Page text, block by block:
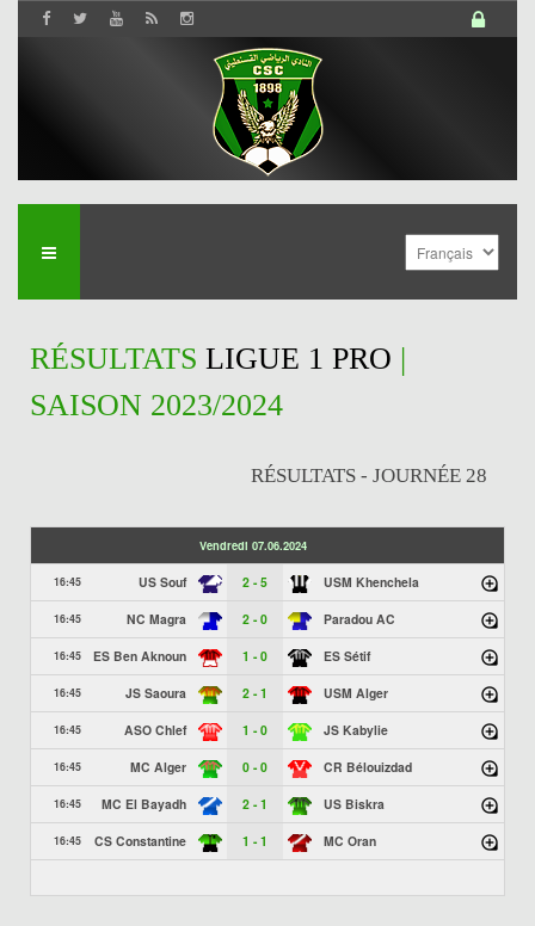
RÉSULTATS LIGUE 1 PRO |
SAISON 2023/2024
RÉSULTATS - JOURNÉE 28
Vendredi 07.06.2024
16:45 US Souf 2 - 5 USM Khenchela
16:45 NC Magra 2 - 0 Paradou AC
16:45 ES Ben Aknoun 1 - 0 ES Sétif
16:45 JS Saoura 2 - 1 USM Alger
16:45 ASO Chlef 1 - 0 JS Kabylie
16:45 MC Alger 0 - 0 CR Bélouizdad
16:45 MC El Bayadh 2 - 1 US Biskra
16:45 CS Constantine 1 - 1 MC Oran